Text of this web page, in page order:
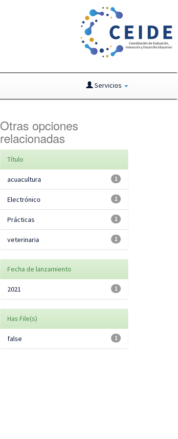
Servicios
Otras opciones
relacionadas
Título
1
acuacultura
1
Electrónico
1
Prácticas
1
veterinaria
Fecha de lanzamiento
1
2021
Has File(s)
1
false